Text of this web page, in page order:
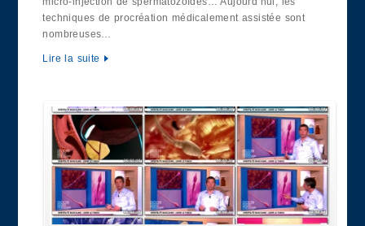
techniques de procréation médicalement assistée sont
nombreuses…
Lire la suite